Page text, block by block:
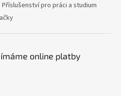
Příslušenství pro práci a studium
online platby